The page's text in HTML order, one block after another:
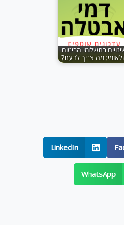
בתשלומי הביטוח
מה צריך לדעת?
LinkedIn
WhatsApp